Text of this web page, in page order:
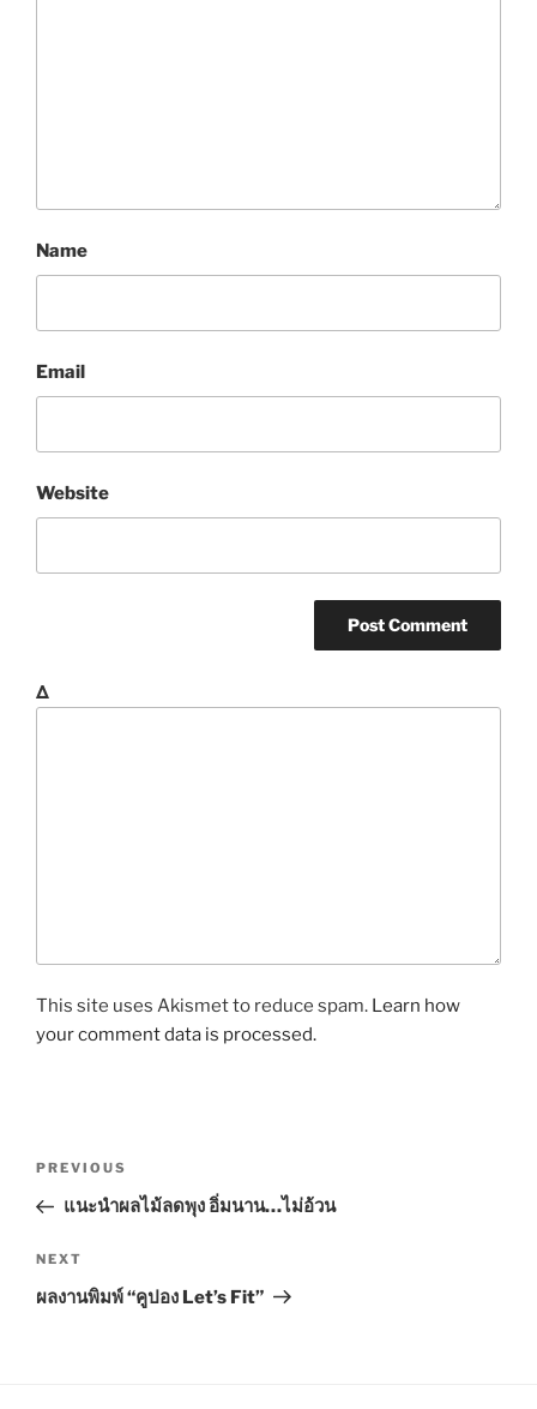
Name
Email
Website
Δ
This site uses Akismet to reduce spam. Learn how
your comment data is processed.
s
t
n
P
r
v
PREVIOUS
แนะนำผลไม้ลดพุง อิ่มนาน…ไม่อ้วน
N
e
NEXT
ผลงานพิมพ์ “คูปอง Let’s Fit”